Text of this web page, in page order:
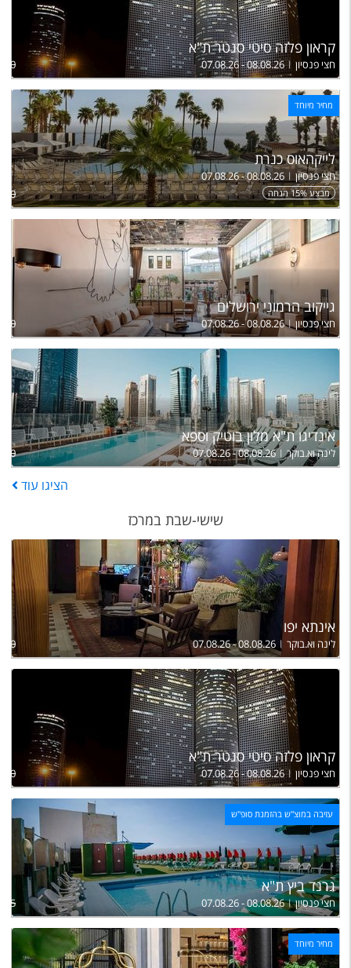
קראון פלזה סיטי סנטר ת"א
חצי פנסיון 07.08.26 - 08.08.26
מחיר מיוחד
לייקהאוס כנרת
חצי פנסיון 07.08.26 - 08.08.26
מבצע 15% הנחה
גייקוב הרמוני ירושלים
חצי פנסיון 07.08.26 - 08.08.26
אינדיגו ת"א מלון בוטיק וספא
לינה וא.בוקר 07.08.26 - 08.08.26
הציגו עוד
שישי-שבת במרכז
אינתא יפו
לינה וא.בוקר 07.08.26 - 08.08.26
780
קראון פלזה סיטי סנטר ת"א
חצי פנסיון 07.08.26 - 08.08.26
עזיבה במוצ"ש בהזמנת סופ"ש
גרנד ביץ ת"א
חצי פנסיון 07.08.26 - 08.08.26
מחיר מיוחד